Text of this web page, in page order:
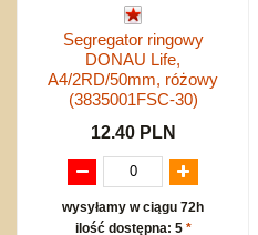
Segregator ringowy
DONAU Life,
A4/2RD/50mm, różowy
(3835001FSC-30)
12.40 PLN
wysyłamy w ciągu 72h
ilość dostępna: 5 *